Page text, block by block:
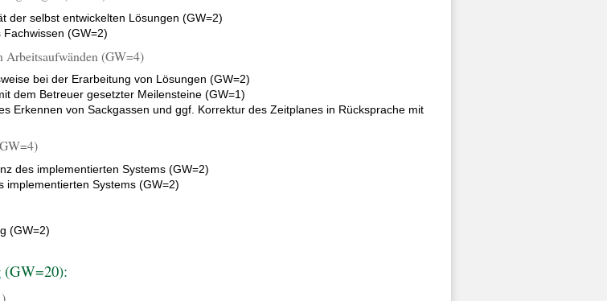
der selbst entwickelten Lösungen (GW=2)
(GW=2)
Arbeitsaufwänden (GW=4)
bei der Erarbeitung von Lösungen (GW=2)
dem Betreuer gesetzter Meilensteine (GW=1)
Erkennen von Sackgassen und ggf. Korrektur des Zeitplanes in Rücksprache mit
des implementierten Systems (GW=2)
implementierten Systems (GW=2)
(GW=2)
(GW=20):